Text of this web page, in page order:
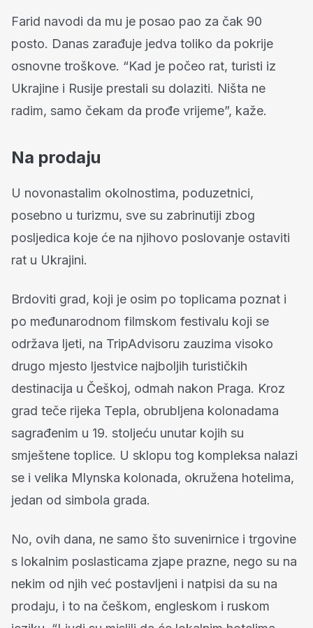
Farid navodi da mu je posao pao za čak 90
posto. Danas zarađuje jedva toliko da pokrije
osnovne troškove. “Kad je počeo rat, turisti iz
Ukrajine i Rusije prestali su dolaziti. Ništa ne
radim, samo čekam da prođe vrijeme”, kaže.
Na prodaju
U novonastalim okolnostima, poduzetnici,
posebno u turizmu, sve su zabrinutiji zbog
posljedica koje će na njihovo poslovanje ostaviti
rat u Ukrajini.
Brdoviti grad, koji je osim po toplicama poznat i
po međunarodnom filmskom festivalu koji se
održava ljeti, na TripAdvisoru zauzima visoko
drugo mjesto ljestvice najboljih turističkih
destinacija u Češkoj, odmah nakon Praga. Kroz
grad teče rijeka Tepla, obrubljena kolonadama
sagrađenim u 19. stoljeću unutar kojih su
smještene toplice. U sklopu tog kompleksa nalazi
se i velika Mlynska kolonada, okružena hotelima,
jedan od simbola grada.
No, ovih dana, ne samo što suvenirnice i trgovine
s lokalnim poslasticama zjape prazne, nego su na
nekim od njih već postavljeni i natpisi da su na
prodaju, i to na češkom, engleskom i ruskom